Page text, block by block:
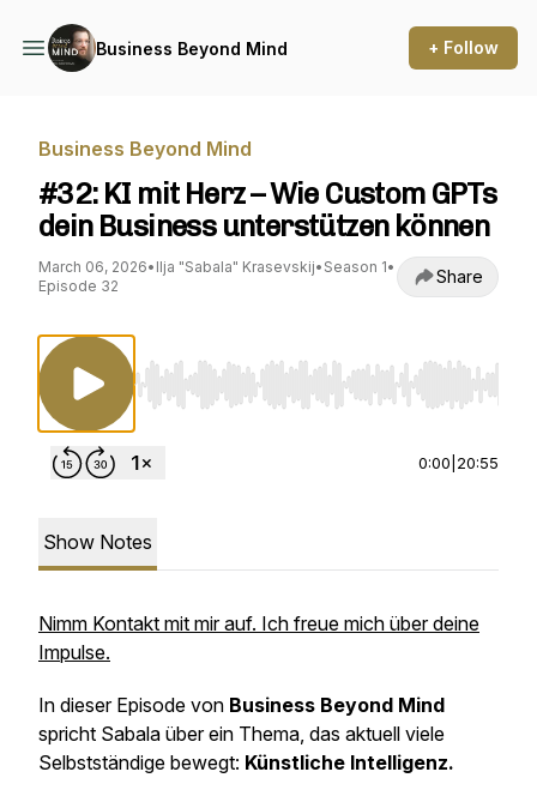
Business Beyond Mind + Follow
Business Beyond Mind
#32: KI mit Herz – Wie Custom GPTs
dein Business unterstützen können
March 06, 2026• Ilja "Sabala" Krasevskij• Season 1•
Episode 32
Share
Use Left/Right to seek, Home/End to jump to
0:00 20:55
Show Notes
Nimm Kontakt mit mir auf. Ich freue mich über deine
Impulse.
In dieser Episode von Business Beyond Mind
spricht Sabala über ein Thema, das aktuell viele
Selbstständige bewegt: Künstliche Intelligenz.